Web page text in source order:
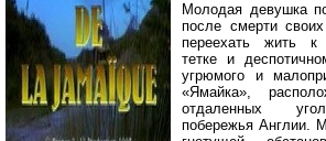
Молодая девушка
после смерти
переехать жить
тетке и
угрюмого и
«Ямайка»,
отдаленных
побережья Англии.